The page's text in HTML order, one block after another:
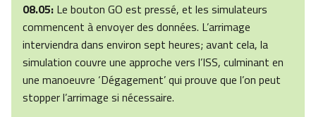
08.05: Le bouton GO est pressé, et les simulateurs
commencent à envoyer des données. L’arrimage
interviendra dans environ sept heures; avant cela, la
simulation couvre une approche vers l’ISS, culminant en
une manoeuvre ‘Dégagement’ qui prouve que l’on peut
stopper l’arrimage si nécessaire.